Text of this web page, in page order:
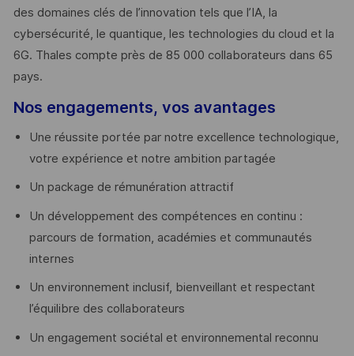
des domaines clés de l’innovation tels que l’IA, la
cybersécurité, le quantique, les technologies du cloud et la
6G. Thales compte près de 85 000 collaborateurs dans 65
pays. ​
Nos engagements, vos avantages
Une réussite portée par notre excellence technologique,
votre expérience et notre ambition partagée
Un package de rémunération attractif
Un développement des compétences en continu :
parcours de formation, académies et communautés
internes
Un environnement inclusif, bienveillant et respectant
l’équilibre des collaborateurs
Un engagement sociétal et environnemental reconnu